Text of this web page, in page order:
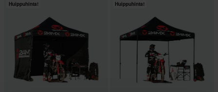
Huippuhinta! Huippuhinta!